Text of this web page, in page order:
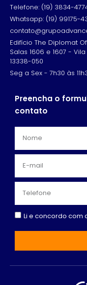
Telefone: (19) 3834-
Whatsapp: (19) 99175-
Edifício The Diplomat
Salas 1606 e 1607 -
13338-050
Seg a Sex - 7h30 às
Preencha o
contato
Li e concordo com